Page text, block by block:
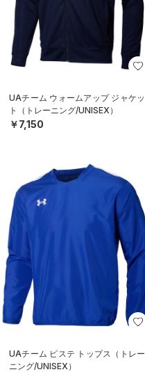
UAチーム ウォームアップ ジャケッ
ト（トレーニング/UNISEX）
￥7,150
UAチーム ピステ トップス（トレー
ニング/UNISEX）